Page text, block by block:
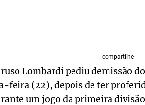
compartilhe
Lombardi pediu demissão
feira (22), depois de ter
um jogo da primeira